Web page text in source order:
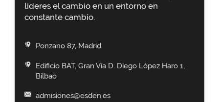
lideres el cambio en un entorno en
constante cambio.
Ponzano 87, Madrid
Edificio BAT, Gran Vía D. Diego López Haro 1,
Bilbao
admisiones@esden.es